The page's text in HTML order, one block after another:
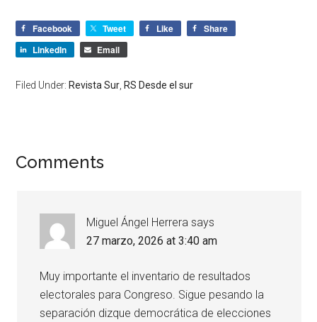
Facebook Tweet Like
Share
LinkedIn
Email
Filed Under: Revista Sur RS Desde el sur
Comments
Miguel Ángel Herrera says
27 marzo, 2026 at 3:40 am
Muy importante el inventario de resultados
electorales para Congreso. Sigue pesando la
separación dizque democrática de elecciones